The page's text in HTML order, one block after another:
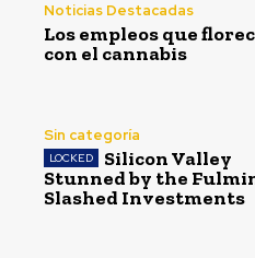
Noticias Destacadas
Los empleos que
con el cannabis
Sin categoría
Silicon Valley
Stunned by the
Slashed Investments